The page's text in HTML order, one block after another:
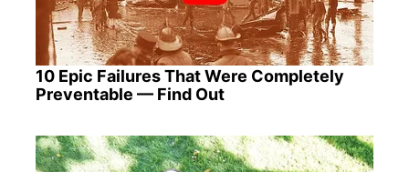
10 Epic Failures That Were Completely
Preventable — Find Out